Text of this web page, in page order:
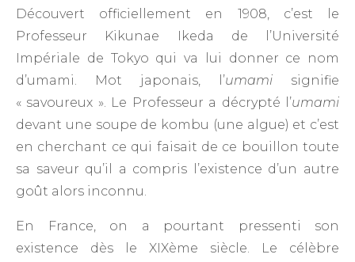
Découvert officiellement en 1908, c’est le
Professeur Kikunae Ikeda de l’Université
Impériale de Tokyo qui va lui donner ce nom
d’umami. Mot japonais, l’umami signifie
« savoureux ». Le Professeur a décrypté l’umami
devant une soupe de kombu (une algue) et c’est
en cherchant ce qui faisait de ce bouillon toute
sa saveur qu’il a compris l’existence d’un autre
goût alors inconnu.
En France, on a pourtant pressenti son
existence dès le XIXème siècle. Le célèbre